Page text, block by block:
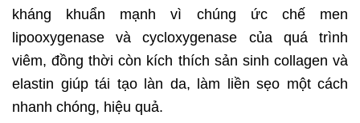
kháng khuẩn mạnh vì chúng ức chế men
lipooxygenase và cycloxygenase của quá trình
viêm, đồng thời còn kích thích sản sinh collagen và
elastin giúp tái tạo làn da, làm liền sẹo một cách
nhanh chóng, hiệu quả.